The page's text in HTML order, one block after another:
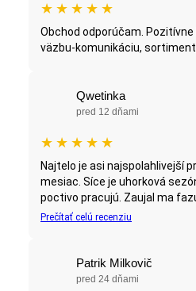
★ ★ ★ ★ ★
Obchod odporúčam.
väzbu-komunikáciu,
Qwetinka
pred 12 dňami
★ ★ ★ ★ ★
Najtelo je asi najspolahlivejší
mesiac. Síce je uhorková
poctivo pracujú. Zaujal ma
Prečítať celú recenziu
Patrik Milkovič
pred 24 dňami